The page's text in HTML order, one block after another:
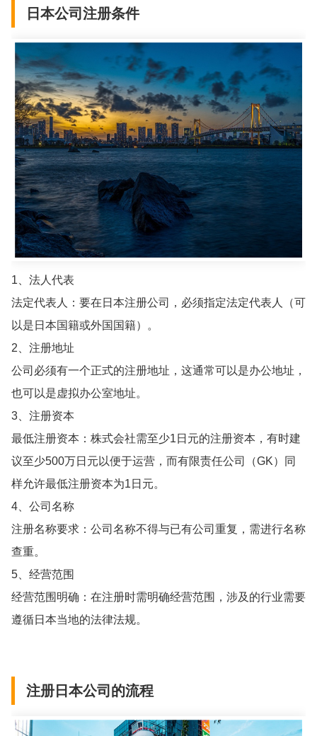
日本公司注册条件
1、法人代表
法定代表人：要在日本注册公司，必须指定法定代表人（可
以是日本国籍或外国国籍）。
2、注册地址
公司必须有一个正式的注册地址，这通常可以是办公地址，
也可以是虚拟办公室地址。
3、注册资本
最低注册资本：株式会社需至少1日元的注册资本，有时建
议至少500万日元以便于运营，而有限责任公司（GK）同
样允许最低注册资本为1日元。
4、公司名称
注册名称要求：公司名称不得与已有公司重复，需进行名称
查重。
5、经营范围
经营范围明确：在注册时需明确经营范围，涉及的行业需要
遵循日本当地的法律法规。
注册日本公司的流程